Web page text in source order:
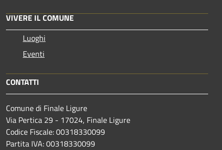
VIVERE IL COMUNE
Luoghi
Eventi
CONTATTI
Comune di Finale Ligure
Via Pertica 29 - 17024, Finale Ligure
Codice Fiscale: 00318330099
Partita IVA: 00318330099